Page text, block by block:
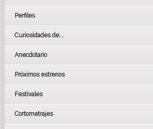
Perfiles
Curiosidades de...
Anecdotario
Próximos estrenos
Festivales
LOS OSCARS
Cortometrajes